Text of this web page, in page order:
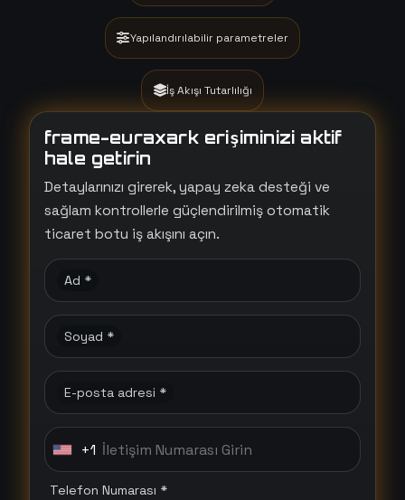
Yapılandırılabilir parametreler
İş Akışı Tutarlılığı
frame-euraxark erişiminizi aktif
hale getirin
Detaylarınızı girerek, yapay zeka desteği ve
sağlam kontrollerle güçlendirilmiş otomatik
ticaret botu iş akışını açın.
Ad *
Soyad *
E-posta adresi *
U
n
+1
Telefon Numarası *